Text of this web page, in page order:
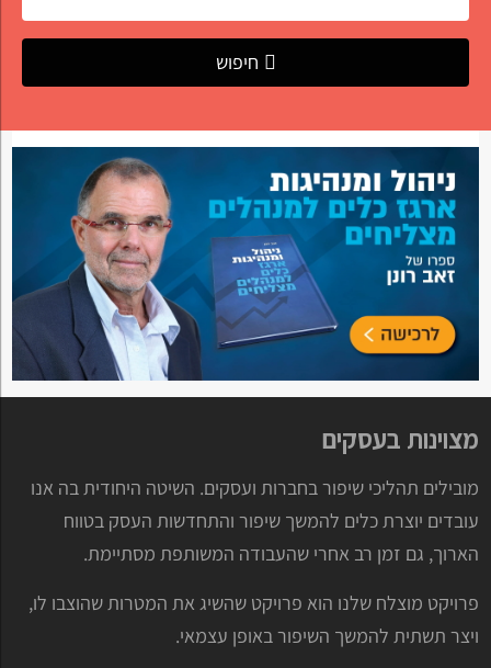
חיפוש
מצוינות בעסקים
מובילים תהליכי שיפור בחברות ועסקים. השיטה היחודית בה אנו
עובדים יוצרת כלים להמשך שיפור והתחדשות העסק בטווח
הארוך, גם זמן רב אחרי שהעבודה המשותפת מסתיימת.
פרויקט מוצלח שלנו הוא פרויקט שהשיג את המטרות שהוצבו לו,
ויצר תשתית להמשך השיפור באופן עצמאי.